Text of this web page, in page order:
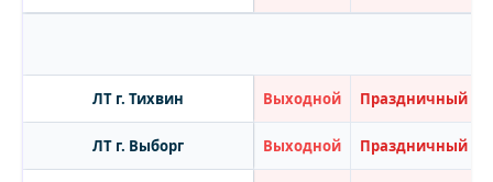
ЛТ г. Тихвин Выходной Праздничный
ЛТ г. Выборг Выходной Праздничный